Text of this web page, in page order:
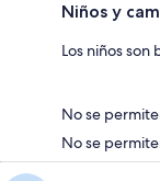
Niños y
Los niños son
No se
No se